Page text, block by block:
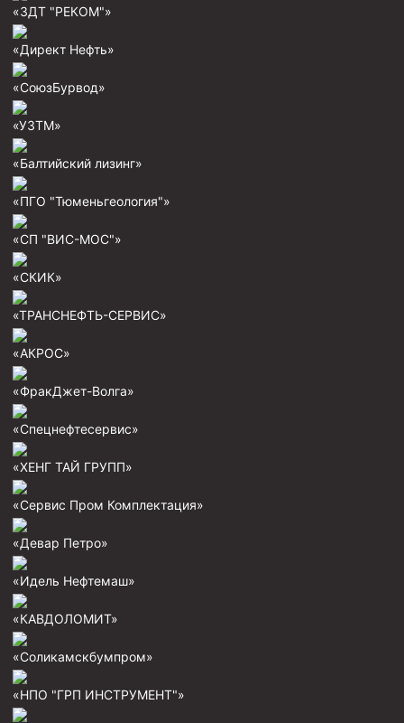
«ЗДТ "РЕКОМ"»
«Директ Нефть»
«СоюзБурвод»
«УЗТМ»
«Балтийский лизинг»
«ПГО "Тюменьгеология"»
«СП "ВИС-МОС"»
«СКИК»
«ТРАНСНЕФТЬ-СЕРВИС»
«АКРОС»
«ФракДжет-Волга»
«Спецнефтесервис»
«ХЕНГ ТАЙ ГРУПП»
«Сервис Пром Комплектация»
«Девар Петро»
«Идель Нефтемаш»
«КАВДОЛОМИТ»
«Соликамскбумпром»
«НПО "ГРП ИНСТРУМЕНТ"»